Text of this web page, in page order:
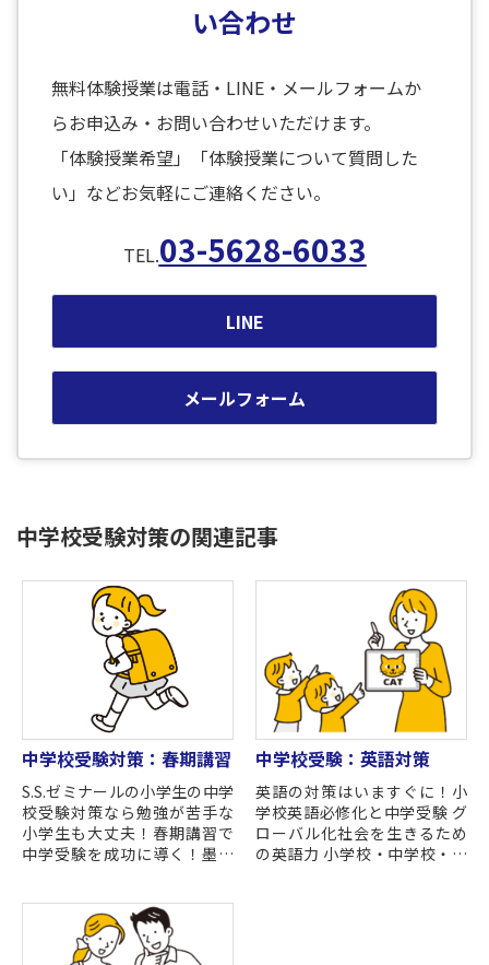
い合わせ
無料体験授業は電話・LINE・メールフォームか
らお申込み・お問い合わせいただけます。
「体験授業希望」「体験授業について質問した
い」などお気軽にご連絡ください。
TEL.03-5628-6033
LINE
メールフォーム
中学校受験対策の関連記事
中学校受験対策：春期講習
S.S.ゼミナールの小学生の中学
校受験対策なら勉強が苦手な
小学生も大丈夫！春期講習で
中学受験を成功に導く！墨田
講習で、中学受験...
中学校受験：英語対策
英語の対策はいますぐに！小
学校英語必修化と中学受験 グ
ローバル化社会を生きるため
の英語力 小学校・中学校・高